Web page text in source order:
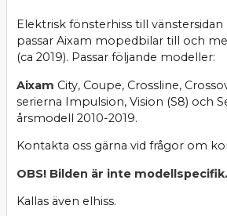
Elektrisk fönsterhiss till vänstersidan
passar Aixam mopedbilar till och
(ca 2019). Passar följande modeller:
Aixam City, Coupe, Crossline,
serierna Impulsion, Vision (S8) och
årsmodell 2010-2019.
Kontakta oss gärna vid frågor om
OBS! Bilden är inte modellspecifik.
Kallas även elhiss.